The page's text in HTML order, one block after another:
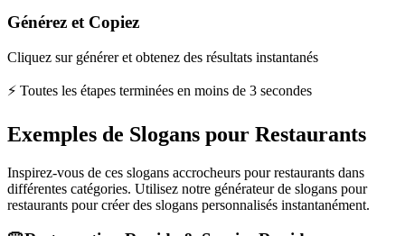
Générez et Copiez
Cliquez sur générer et obtenez des résultats instantanés
⚡ Toutes les étapes terminées en moins de 3 secondes
Exemples de Slogans pour Restaurants
Inspirez-vous de ces slogans accrocheurs pour restaurants dans
différentes catégories. Utilisez notre générateur de slogans pour
restaurants pour créer des slogans personnalisés instantanément.